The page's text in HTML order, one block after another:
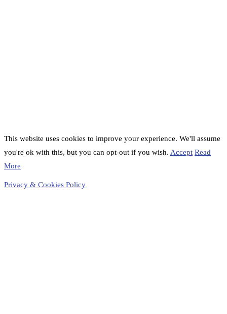
This website uses cookies to improve your experience. We'll assume
you're ok with this, but you can opt-out if you wish. Accept Read
More
Privacy & Cookies Policy